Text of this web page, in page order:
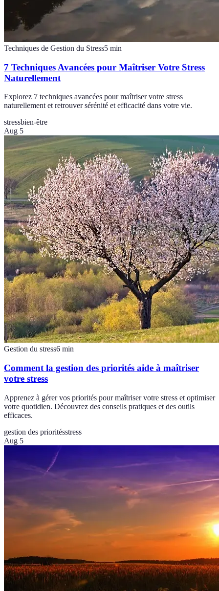
Techniques de Gestion du Stress5 min
7 Techniques Avancées pour Maîtriser Votre Stress
Naturellement
Explorez 7 techniques avancées pour maîtriser votre stress
naturellement et retrouver sérénité et efficacité dans votre vie.
stressbien-être
Aug 5
Gestion du stress6 min
Comment la gestion des priorités aide à maîtriser
votre stress
Apprenez à gérer vos priorités pour maîtriser votre stress et optimiser
votre quotidien. Découvrez des conseils pratiques et des outils
efficaces.
gestion des prioritésstress
Aug 5